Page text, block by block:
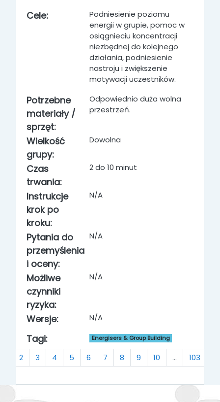
Cele:
Podniesienie poziomu
energii w grupie, pomoc w
osiągnieciu koncentracji
niezbędnej do kolejnego
działania, podniesienie
nastroju i zwiększenie
motywacji uczestników.
Potrzebne
materiały /
sprzęt:
Odpowiednio duża wolna
przestrzeń.
Wielkość
grupy:
Dowolna
Czas
trwania:
2 do 10 minut
Instrukcje
krok po
kroku:
N/A
Pytania do
przemyślenia
i oceny:
N/A
Możliwe
czynniki
ryzyka:
N/A
Wersje: N/A
Tagi: Energisers & Group Building
(actual)
2 3 4 5 6 7 8 9 10 … 103